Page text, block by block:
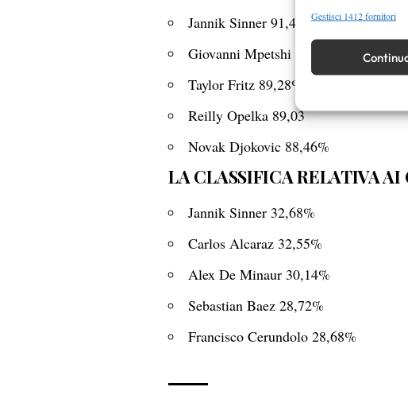
Funzionalità
Identificare i
Garantire la
Erogare e
Gestisci 1412 fornitori
Jannik Sinner 91,45%
Giovanni Mpetshi Perricard 89,29%
Taylor Fritz 89,28%
Reilly Opelka 89,03
Novak Djokovic 88,46%
LA CLASSIFICA RELATIVA
Jannik Sinner 32,68%
Carlos Alcaraz 32,55%
Alex De Minaur 30,14%
Sebastian Baez 28,72%
Francisco Cerundolo 28,68%